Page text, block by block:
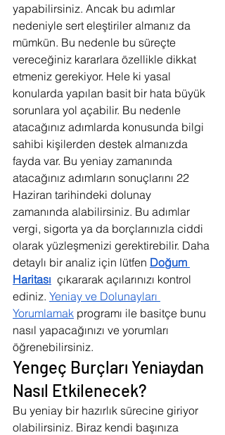
yapabilirsiniz. Ancak bu adımlar
nedeniyle sert eleştiriler almanız da
mümkün. Bu nedenle bu süreçte
vereceğiniz kararlara özellikle dikkat
etmeniz gerekiyor. Hele ki yasal
konularda yapılan basit bir hata büyük
sorunlara yol açabilir. Bu nedenle
atacağınız adımlarda konusunda bilgi
sahibi kişilerden destek almanızda
fayda var. Bu yeniay zamanında
atacağınız adımların sonuçlarını 22
Haziran tarihindeki dolunay
zamanında alabilirsiniz. Bu adımlar
vergi, sigorta ya da borçlarınızla ciddi
olarak yüzleşmenizi gerektirebilir. Daha
detaylı bir analiz için lütfen Doğum
Haritası çıkararak açılarınızı kontrol
ediniz. Yeniay ve Dolunayları
Yorumlamak programı ile basitçe bunu
nasıl yapacağınızı ve yorumları
öğrenebilirsiniz.
Yengeç Burçları Yeniaydan
Nasıl Etkilenecek?
Bu yeniay bir hazırlık sürecine giriyor
olabilirsiniz. Biraz kendi başınıza